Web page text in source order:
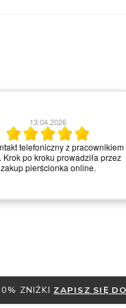
13.04.2026
telefoniczny z pracownikiem
Krok po kroku prowadziła przez
zakup pierścionka online.
ZNIŻKI ZAPISZ SIĘ